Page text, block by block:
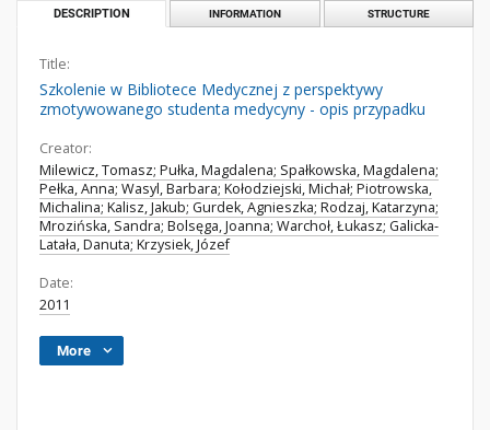
DESCRIPTION INFORMATION STRUCTURE
Title:
Szkolenie w Bibliotece Medycznej z perspektywy
zmotywowanego studenta medycyny - opis przypadku
Creator:
Milewicz, Tomasz; Pułka, Magdalena; Spałkowska, Magdalena;
Pełka, Anna; Wasyl, Barbara; Kołodziejski, Michał; Piotrowska,
Michalina; Kalisz, Jakub; Gurdek, Agnieszka; Rodzaj, Katarzyna;
Mrozińska, Sandra; Bolsęga, Joanna; Warchoł, Łukasz; Galicka-
Latała, Danuta; Krzysiek, Józef
Date:
2011
More